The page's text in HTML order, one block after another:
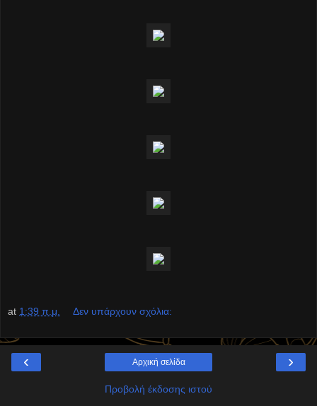
at 1:39 π.μ. Δεν υπάρχουν σχόλια:
‹ ›
Αρχική σελίδα
Προβολή έκδοσης ιστού